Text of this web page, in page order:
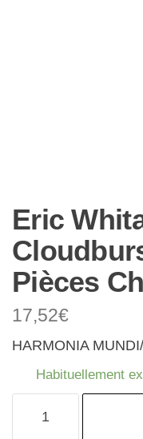
Eric
Pièces
17,52€
HARMONIA
Habituellement